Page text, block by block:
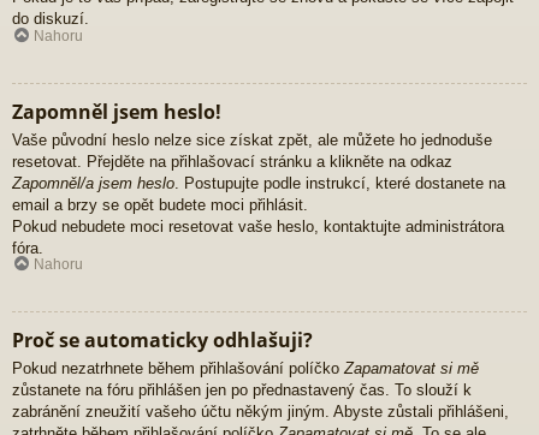
do diskuzí.
Nahoru
Zapomněl jsem heslo!
Vaše původní heslo nelze sice získat zpět, ale můžete ho jednoduše
resetovat. Přejděte na přihlašovací stránku a klikněte na odkaz
Zapomněl/a jsem heslo . Postupujte podle instrukcí, které dostanete na
email a brzy se opět budete moci přihlásit.
Pokud nebudete moci resetovat vaše heslo, kontaktujte administrátora
fóra.
Nahoru
Proč se automaticky odhlašuji?
Pokud nezatrhnete během přihlašování políčkoZapamatovat si mě
zůstanete na fóru přihlášen jen po přednastavený čas. To slouží k
zabránění zneužití vašeho účtu někým jiným. Abyste zůstali přihlášeni,